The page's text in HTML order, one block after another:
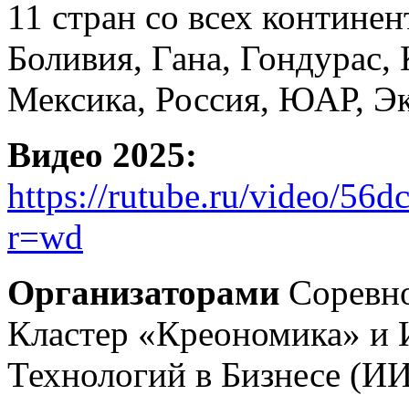
11 стран со всех
Боливия, Гана, Гондурас,
Мексика, Россия, ЮАР,
Видео 2025:
https://rutube.ru/video/
r=wd
Организаторами
Кластер «Креономика»
Технологий в Бизнесе